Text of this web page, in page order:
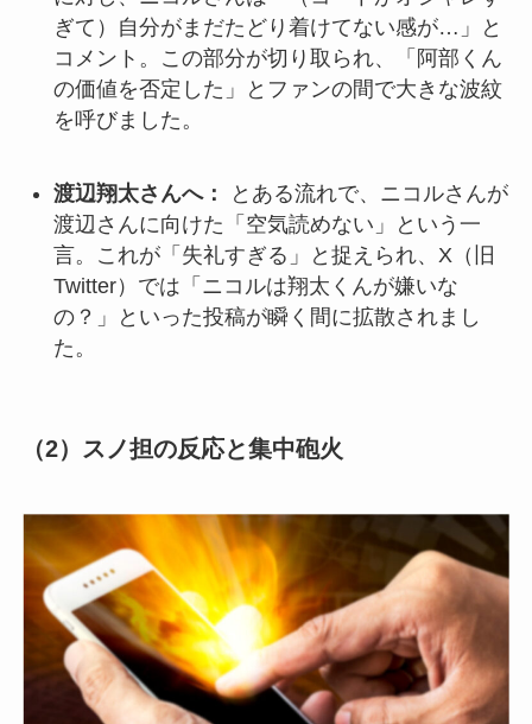
ぎて）自分がまだたどり着けてない感が…」と
コメント。この部分が切り取られ、「阿部くん
の価値を否定した」とファンの間で大きな波紋
を呼びました。
渡辺翔太さんへ：
とある流れで、ニコルさんが
渡辺さんに向けた「空気読めない」という一
言。これが「失礼すぎる」と捉えられ、X（旧
Twitter）では「ニコルは翔太くんが嫌いな
の？」といった投稿が瞬く間に拡散されまし
た。
（2）スノ担の反応と集中砲火